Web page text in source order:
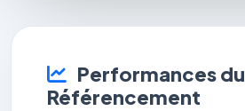
Performances du
Référencement